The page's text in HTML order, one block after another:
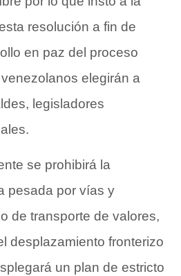
resolución a fin de
en paz del proceso
elegirán a
legisladores
se prohibirá la
pesada por vías y
de transporte de valores,
desplazamiento fronterizo
un plan de estricto